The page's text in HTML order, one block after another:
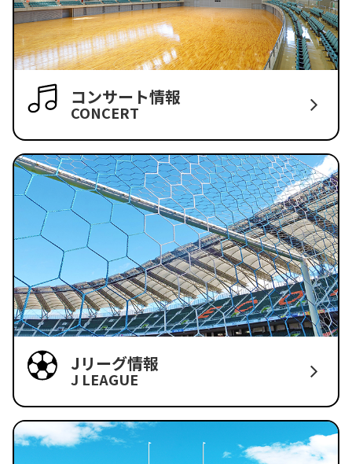
コンサート情報
CONCERT
Jリーグ情報
J LEAGUE